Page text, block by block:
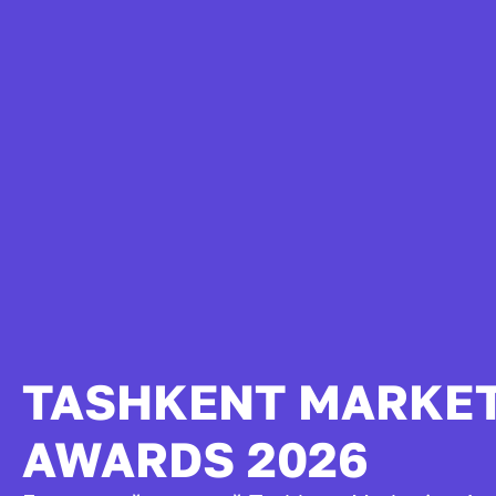
TASHKENT
AWARDS 2026